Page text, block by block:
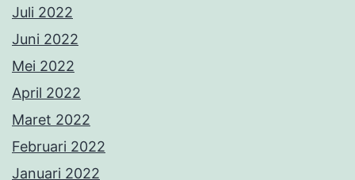
Juli 2022
Juni 2022
Mei 2022
April 2022
Maret 2022
Februari 2022
Januari 2022